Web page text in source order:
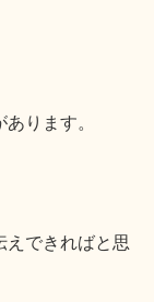
ります。
えできればと思